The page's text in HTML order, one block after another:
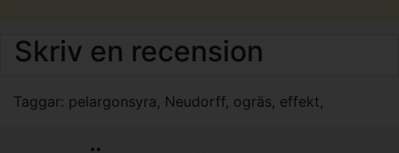
Skriv en recension
Taggar: pelargonsyra, Neudorff, ogräs, effekt,